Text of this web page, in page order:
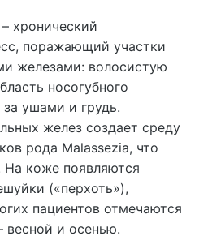
хронический
поражающий участки
железами: волосистую
носогубного
за ушами и грудь.
желез создает среду
рода Malassezia, что
На коже появляются
(«перхоть»),
пациентов отмечаются
весной и осенью.